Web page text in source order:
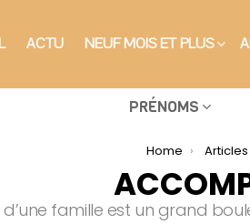
ACTU NEUF MOIS ET PLUS
PRÉNOMS
Home Articles
d’une famille est un grand